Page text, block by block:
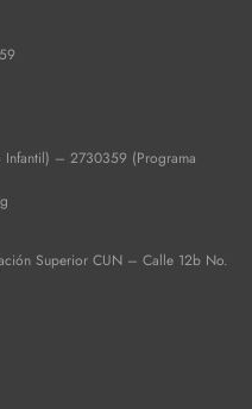
– 2730359 (Programa
Superior CUN – Calle 12b No.